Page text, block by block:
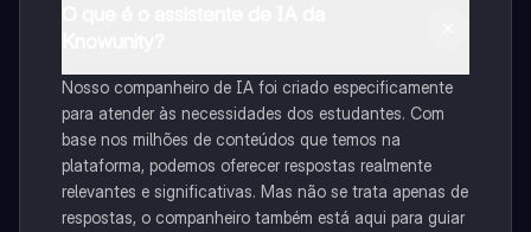
Nosso companheiro de IA foi criado especificamente
para atender às necessidades dos estudantes. Com
base nos milhões de conteúdos que temos na
plataforma, podemos oferecer respostas realmente
relevantes e significativas. Mas não se trata apenas de
respostas, o companheiro também está aqui para guiar